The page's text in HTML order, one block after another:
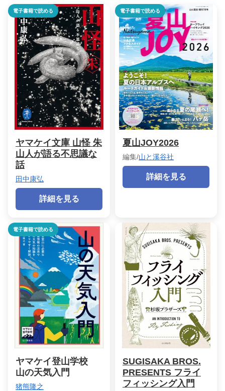
電子書籍で読める
ヤマケイ文庫 山怪 朱
山人が語る不思議な
話
田中康弘
詳細を見る
電子書籍で読める
夏山JOY2026
編集/山と溪谷社
詳細を見る
電子書籍で読める
ヤマケイ登山学校
山の天気入門
猪熊隆之
SUGISAKA BROS.
PRESENTS フライ
フィッシング入門